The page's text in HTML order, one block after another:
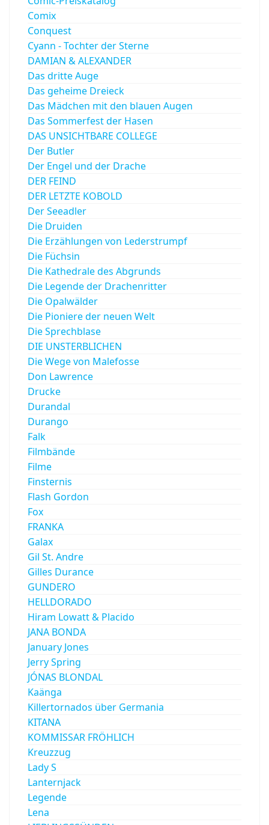
Comix
Conquest
Cyann - Tochter der Sterne
DAMIAN & ALEXANDER
Das dritte Auge
Das geheime Dreieck
Das Mädchen mit den blauen Augen
Das Sommerfest der Hasen
DAS UNSICHTBARE COLLEGE
Der Butler
Der Engel und der Drache
DER FEIND
DER LETZTE KOBOLD
Der Seeadler
Die Druiden
Die Erzählungen von Lederstrumpf
Die Füchsin
Die Kathedrale des Abgrunds
Die Legende der Drachenritter
Die Opalwälder
Die Pioniere der neuen Welt
Die Sprechblase
DIE UNSTERBLICHEN
Die Wege von Malefosse
Don Lawrence
Drucke
Durandal
Durango
Falk
Filmbände
Filme
Finsternis
Flash Gordon
Fox
FRANKA
Galax
Gil St. Andre
Gilles Durance
GUNDERO
HELLDORADO
Hiram Lowatt & Placido
JANA BONDA
January Jones
Jerry Spring
JÓNAS BLONDAL
Kaänga
Killertornados über Germania
KITANA
KOMMISSAR FRÖHLICH
Kreuzzug
Lady S
Lanternjack
Legende
Lena